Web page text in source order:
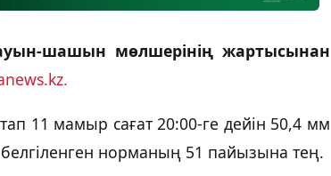
шашын мөлшерінің жартысынан
11 мамыр сағат 20:00-ге дейін 50,4 мм
норманың 51 пайызына тең.